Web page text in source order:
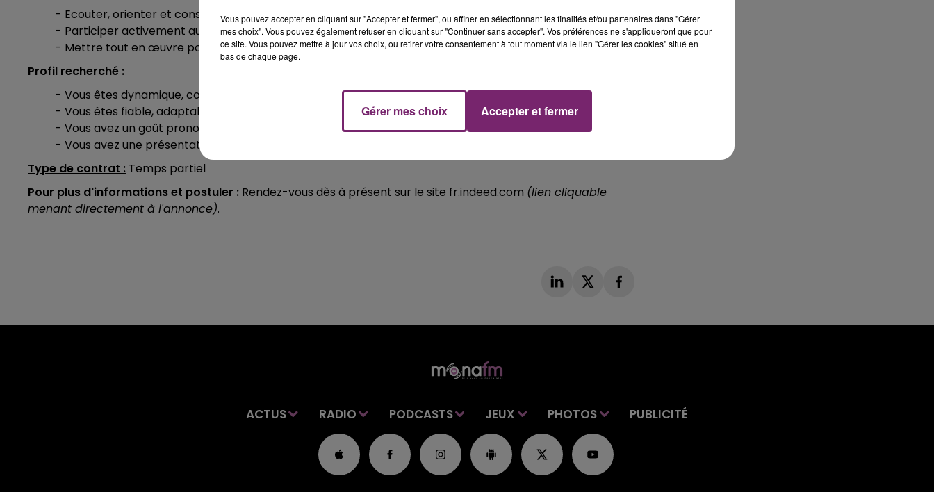
- Ecouter, orienter et conseiller le client dans le cadre d'une vente.
- Participer activement au développement continu de la boutique.
- Mettre tout en œuvre pour dépasser vos objectifs.
Profil recherché :
- Vous êtes dynamique, convaincant
et possédez des qualités relationnelles.
- Vous êtes fiable, adaptable et rigoureux
- Vous avez un goût prononcé pour les bijoux de qualité.
- Vous avez une présentation très soignée et un excellent sens du service.
Type de contrat : Temps partiel
Pour plus d'informations et postuler : Rendez-vous dès à présent sur le site fr.indeed.com (lien cliquable
menant directement à l'annonce).
ACTUS RADIO PODCASTS JEUX PHOTOS PUBLICITÉ
Vous pouvez accepter en cliquant sur "Accepter et fermer", ou affiner en sélectionnant les finalités et/ou partenaires dans "Gérer
mes choix". Vous pouvez également refuser en cliquant sur "Continuer sans accepter". Vos préférences ne s'appliqueront que pour
ce site. Vous pouvez mettre à jour vos choix, ou retirer votre consentement à tout moment via le lien "Gérer les cookies" situé en
bas de chaque page.
Gérer mes choix Accepter et fermer